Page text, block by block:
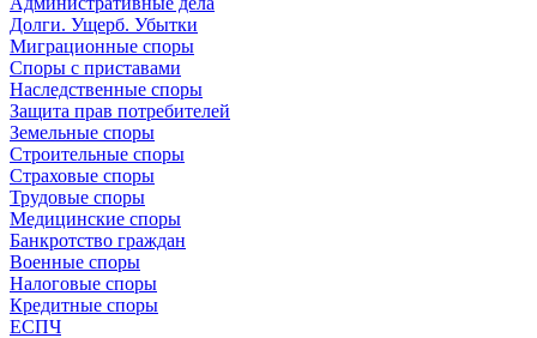
Долги. Ущерб. Убытки
Миграционные споры
Споры с приставами
Наследственные споры
Защита прав потребителей
Земельные споры
Строительные споры
Страховые споры
Трудовые споры
Медицинские споры
Банкротство граждан
Военные споры
Налоговые споры
Кредитные споры
ЕСПЧ